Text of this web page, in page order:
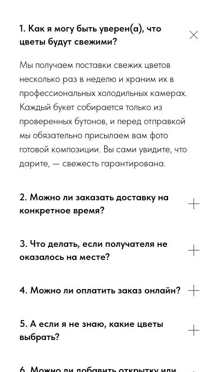
наличии на момент нужной даты доставки. Заказывая
определенный букет - Вы передаете нам ваши пожелания по
гаммы, формату), после заказа с Вами сразу свяжется наш
администратор для уточнения деталей заказа.
Перед тем как отправить букет на доставку мы
обязательно пришлем Вам на согласование фото и
видео непосредственно того букета, который наш
флорист собрал для Вас.
1. Как я могу быть уверен(а), что
цветы будут свежими?
Мы получаем поставки свежих цветов
несколько раз в неделю и храним их в
профессиональных холодильных камерах.
Каждый букет собирается только из
проверенных бутонов, и перед отправкой
мы обязательно присылаем вам фото
готовой композиции. Вы сами увидите, что
дарите, — свежесть гарантирована.
2. Можно ли заказать доставку на
конкретное время?
3. Что делать, если получателя не
оказалось на месте?
4. Можно ли оплатить заказ онлайн?
5. А если я не знаю, какие цветы
выбрать?